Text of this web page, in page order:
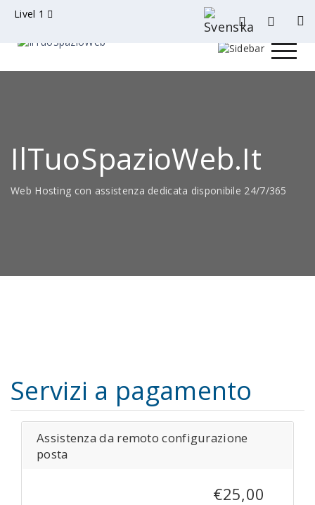
Livel 1
IlTuoSpazioWeb.it
Web Hosting con assistenza dedicata disponibile 24/7/365
Servizi a pagamento
Assistenza da remoto configurazione
posta
€25,00